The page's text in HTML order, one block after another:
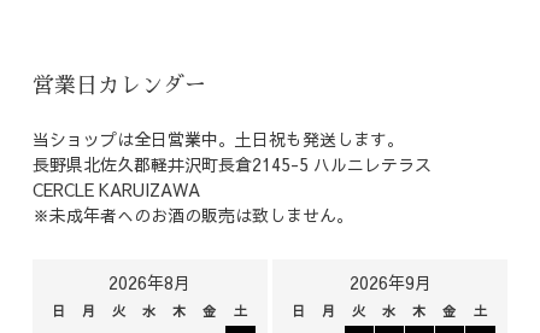
営業日カレンダー
当ショップは全日営業中。土日祝も発送します。
長野県北佐久郡軽井沢町長倉2145-5 ハルニレテラス
CERCLE KARUIZAWA
※未成年者へのお酒の販売は致しません。
2026年8月
日 月 火 水 木 金
土
2026年9月
日 月 火 水 木 金
土